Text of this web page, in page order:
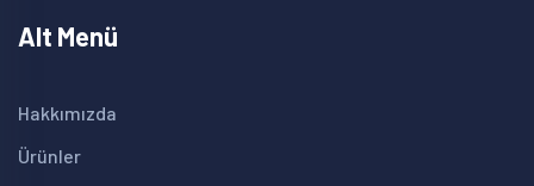
Alt Menü
Hakkımızda
Ürünler